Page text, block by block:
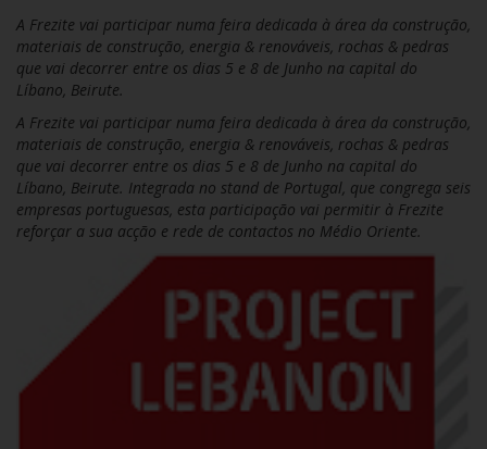
A Frezite vai participar numa feira dedicada à área da construção,
materiais de construção, energia & renováveis, rochas & pedras
que vai decorrer entre os dias 5 e 8 de Junho na capital do
Líbano, Beirute.
A Frezite vai participar numa feira dedicada à área da construção,
materiais de construção, energia & renováveis, rochas & pedras
que vai decorrer entre os dias 5 e 8 de Junho na capital do
Líbano, Beirute. Integrada no stand de Portugal, que congrega seis
empresas portuguesas, esta participação vai permitir à Frezite
reforçar a sua acção e rede de contactos no Médio Oriente.